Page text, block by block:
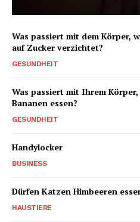
Was passiert mit dem Körper,
auf Zucker verzichtet?
GESUNDHEIT
Was passiert mit Ihrem
Bananen essen?
GESUNDHEIT
Handylocker
BUSINESS
Dürfen Katzen Himbeeren
HAUSTIERE